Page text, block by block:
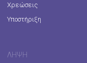
Χρεώσεις
Υποστήριξη
ΛΉΨΗ